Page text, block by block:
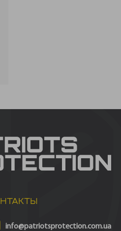
info@patriotsprotection.com.ua